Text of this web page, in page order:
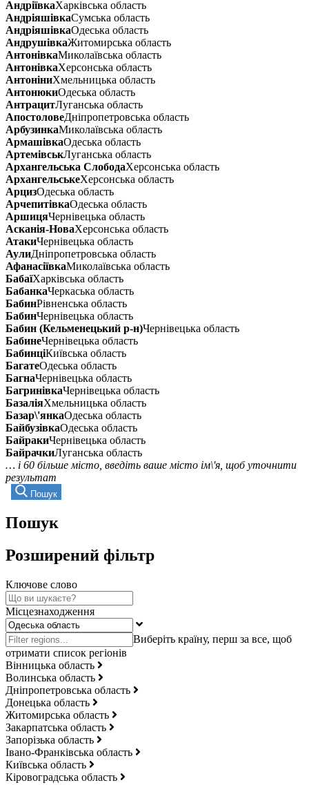
АндріївкаХарківська область
АндріяшівкаСумська область
АндріяшівкаОдеська область
АндрушівкаЖитомирська область
АнтонівкаМиколаївська область
АнтонівкаХерсонська область
АнтоніниХмельницька область
АнтонюкиОдеська область
АнтрацитЛуганська область
АпостоловеДніпропетровська область
АрбузинкаМиколаївська область
АрмашівкаОдеська область
АртемівськЛуганська область
Архангельська СлободаХерсонська область
АрхангельськеХерсонська область
АрцизОдеська область
АрчепитівкаОдеська область
АршицяЧернівецька область
Асканія-НоваХерсонська область
АтакиЧернівецька область
АулиДніпропетровська область
АфанасіївкаМиколаївська область
БабаїХарківська область
БабанкаЧеркаська область
БабинРівненська область
БабинЧернівецька область
Бабин (Кельменецький р-н)Чернівецька область
БабинеЧернівецька область
БабинціКиївська область
БагатеОдеська область
БагнаЧернівецька область
БагринівкаЧернівецька область
БазаліяХмельницька область
Базар\'янкаОдеська область
БайбузівкаОдеська область
БайракиЧернівецька область
БайрачкиЛуганська область
… і 60 більше місто, введіть ваше місто ім\'я, щоб уточнити
результат
Пошук
Пошук
Розширений фільтр
Ключове слово
Місцезнаходження
Вінницька область
Волинська область
Дніпропетровська область
Донецька область
Житомирська область
Закарпатська область
Запорізька область
Івано-Франківська область
Київська область
Кіровоградська область